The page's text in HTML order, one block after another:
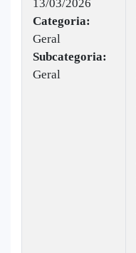
13/03/2026
Categoria:
Geral
Subcategoria:
Geral